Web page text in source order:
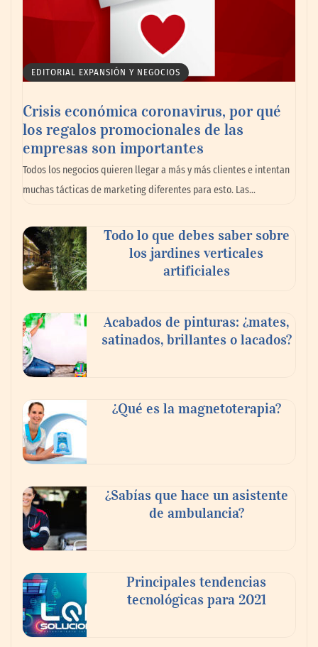
La omnicanalidad redefine la forma de
planear viajes en México
buscan proyectar talento mexicano y
fortalecer el turismo médico
En el Día de la Cerveza, Grupo Modelo
EDITORIAL EXPANSIÓN Y NEGOCIOS
Crisis económica coronavirus, por qué
los regalos promocionales de las
empresas son importantes
Todos los negocios quieren llegar a más y más clientes e intentan
muchas tácticas de marketing diferentes para esto. Las…
Todo lo que debes saber sobre
los jardines verticales
artificiales
Acabados de pinturas: ¿mates,
satinados, brillantes o lacados?
¿Qué es la magnetoterapia?
¿Sabías que hace un asistente
de ambulancia?
Principales tendencias
tecnológicas para 2021